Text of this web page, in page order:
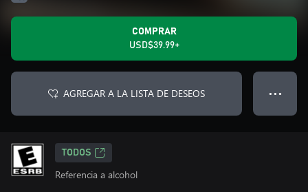
COMPRAR
USD$39.99+
AGREGAR A LA LISTA DE DESEOS ● ● ●
TODOS
Referencia a alcohol